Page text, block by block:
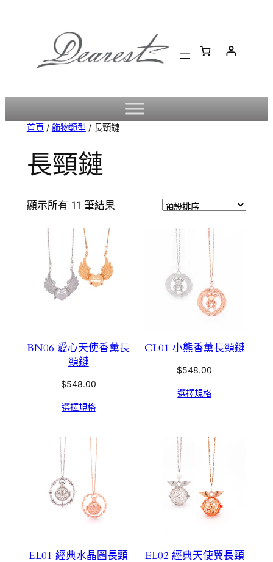
首頁/ 飾物類型 / 長頸鏈
長頸鏈
顯示所有 11 筆結果
BN06 愛心天使香薰長
頸鏈
$548.00
選擇規格
CL01 小熊香薰長頸鏈
$548.00
選擇規格
EL01 經典水晶圏長頸
EL02 經典天使翼長頸